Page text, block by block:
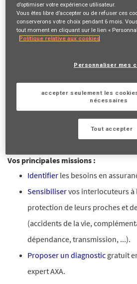
VOTRE RÔLE ET VOS
En recherche d'une activité àtemps
Reconnu(e) pour votreaisance
autonomie? C'est
Devenir Mandataire d'Assurance,
à une mission inspirante "Agir pour le
protégeant ce qui compte" en mettant
réseauavec des
Vos principales missions :
Identifier les besoins en
Sensibiliservos interlocuteurs
protection de leurs proches et
(accidents de la vie,
dépendance, transmission, ...).
Proposer un diagnostic gratuit
expert AXA.
d’optimiser votre expérience utilisateur.
Vous êtes libre d’accepter ou de refuser ces
conserverons votre choix pendant 6 mois.
tout moment en cliquant sur le lien «
Politique relative aux cookies
Personnaliser mes
accepter seulement les
nécessaires
Tout accepter